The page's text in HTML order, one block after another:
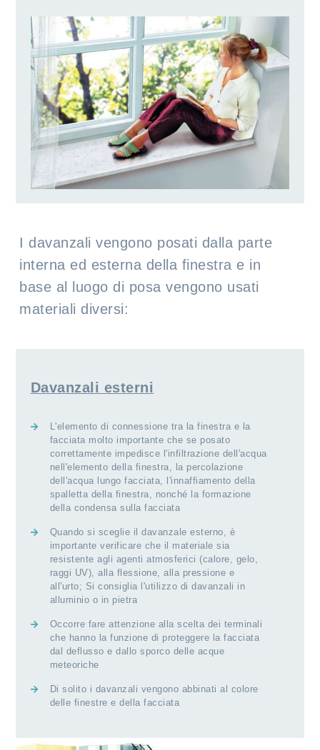
I davanzali vengono posati dalla parte
interna ed esterna della finestra e in
base al luogo di posa vengono usati
materiali diversi:
Davanzali esterni
L'elemento di connessione tra la finestra e la
facciata molto importante che se posato
correttamente impedisce l'infiltrazione dell'acqua
nell'elemento della finestra, la percolazione
dell'acqua lungo facciata, l'innaffiamento della
spalletta della finestra, nonché la formazione
della condensa sulla facciata
Quando si sceglie il davanzale esterno, è
importante verificare che il materiale sia
resistente agli agenti atmosferici (calore, gelo,
raggi UV), alla flessione, alla pressione e
all'urto; Si consiglia l'utilizzo di davanzali in
alluminio o in pietra
Occorre fare attenzione alla scelta dei terminali
che hanno la funzione di proteggere la facciata
dal deflusso e dallo sporco delle acque
meteoriche
Di solito i davanzali vengono abbinati al colore
delle finestre e della facciata